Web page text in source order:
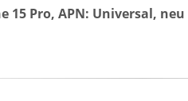
15 Pro, APN: Universal, neu